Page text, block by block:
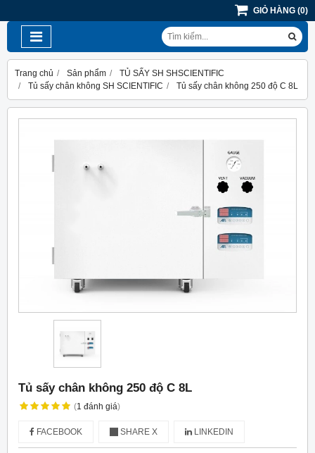
GIỎ HÀNG (0)
Trang chủ Sản phẩm
TỦ SẤY SH SHSCIENTIFIC
Tủ sấy chân không SH SCIENTIFIC
Tủ sấy chân không 250 độ C 8L
Tủ sấy chân không 250 độ C 8L
(1 đánh giá)
FACEBOOK SHARE X LINKEDIN